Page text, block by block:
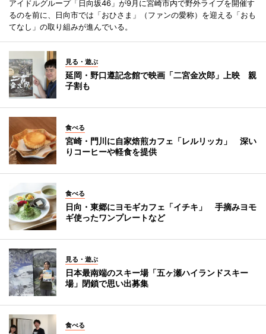
アイドルグループ「日向坂46」が9月に宮崎市内で野外ライブを開催す
るのを前に、日向市では「おひさま」（ファンの愛称）を迎える「おも
てなし」の取り組みが進んでいる。
見る・遊ぶ
延岡・野口遵記念館で映画「二宮金次郎」上映 親
子割も
食べる
宮崎・門川に自家焙煎カフェ「レルリッカ」 深い
りコーヒーや軽食を提供
食べる
日向・東郷にヨモギカフェ「イチキ」 手摘みヨモ
ギ使ったワンプレートなど
見る・遊ぶ
日本最南端のスキー場「五ヶ瀬ハイランドスキー
場」閉鎖で思い出募集
食べる